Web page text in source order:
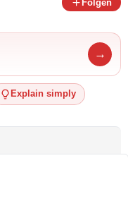
Folgen
→
Explain simply